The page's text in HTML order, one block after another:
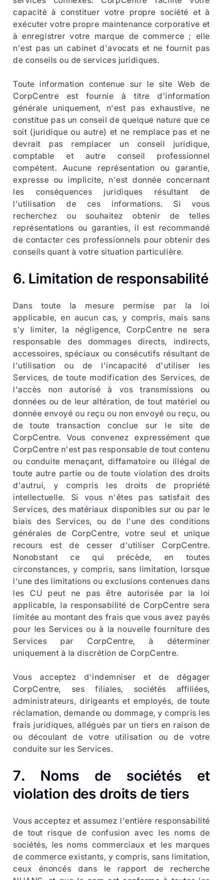
capacité à constituer votre propre société et à
exécuter votre propre maintenance corporative et
à enregistrer votre marque de commerce ; elle
n'est pas un cabinet d'avocats et ne fournit pas
de conseils ou de services juridiques.
Toute information contenue sur le site Web de
CorpCentre est fournie à titre d'information
générale uniquement, n'est pas exhaustive, ne
constitue pas un conseil de quelque nature que ce
soit (juridique ou autre) et ne remplace pas et ne
devrait pas remplacer un conseil juridique,
comptable et autre conseil professionnel
compétent. Aucune représentation ou garantie,
expresse ou implicite, n'est donnée concernant
les conséquences juridiques résultant de
l'utilisation de ces informations. Si vous
recherchez ou souhaitez obtenir de telles
représentations ou garanties, il est recommandé
de contacter ces professionnels pour obtenir des
conseils quant à votre situation particulière.
6. Limitation de responsabilité
Dans toute la mesure permise par la loi
applicable, en aucun cas, y compris, mais sans
s'y limiter, la négligence, CorpCentre ne sera
responsable des dommages directs, indirects,
accessoires, spéciaux ou consécutifs résultant de
l'utilisation ou de l'incapacité d'utiliser les
Services, de toute modification des Services, de
l'accès non autorisé à vos transmissions ou
données ou de leur altération, de tout matériel ou
donnée envoyé ou reçu ou non envoyé ou reçu, ou
de toute transaction conclue sur le site de
CorpCentre. Vous convenez expressément que
CorpCentre n'est pas responsable de tout contenu
ou conduite menaçant, diffamatoire ou illégal de
toute autre partie ou de toute violation des droits
d'autrui, y compris les droits de propriété
intellectuelle. Si vous n'êtes pas satisfait des
Services, des matériaux disponibles sur ou par le
biais des Services, ou de l'une des conditions
générales de CorpCentre, votre seul et unique
recours est de cesser d'utiliser CorpCentre.
Nonobstant ce qui précède, en toutes
circonstances, y compris, sans limitation, lorsque
l'une des limitations ou exclusions contenues dans
les CU peut ne pas être autorisée par la loi
applicable, la responsabilité de CorpCentre sera
limitée au montant des frais que vous avez payés
pour les Services ou à la nouvelle fourniture des
Services par CorpCentre, à déterminer
uniquement à la discrétion de CorpCentre.
Vous acceptez d'indemniser et de dégager
CorpCentre, ses filiales, sociétés affiliées,
administrateurs, dirigeants et employés, de toute
réclamation, demande ou dommage, y compris les
frais juridiques, allégués par un tiers en raison de
ou découlant de votre utilisation ou de votre
conduite sur les Services.
7. Noms de sociétés et
violation des droits de tiers
Vous acceptez et assumez l'entière responsabilité
de tout risque de confusion avec les noms de
sociétés, les noms commerciaux et les marques
de commerce existants, y compris, sans limitation,
ceux énoncés dans le rapport de recherche